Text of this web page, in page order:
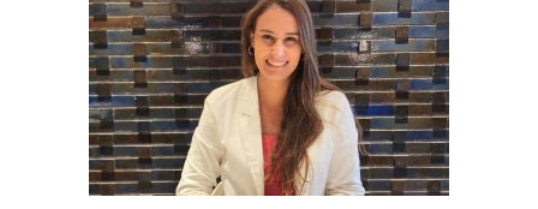
clientes”, destaca Tatiana Pacheco,COOda Cheil Brasil.
A movimentação busca fortalecer a entrega criativa
integrada às demais áreas de especialidade da agência.
Além dos serviços tradicionais de planejamento, criação
e mídia, a Cheil opera com núcleos dedicados deCRM
, eventos,live commerce, produção de conteúdo,